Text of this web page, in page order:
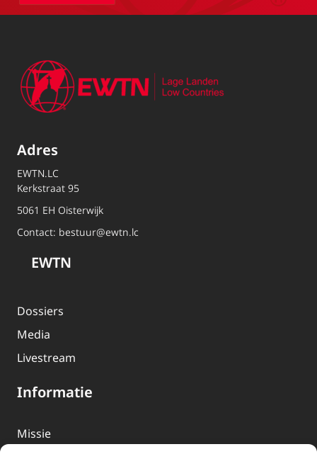
Adres
EWTN.LC
Kerkstraat 95
5061 EH Oisterwijk
Contact: bestuur@ewtn.lc
EWTN
Dossiers
Media
Livestream
Informatie
Missie